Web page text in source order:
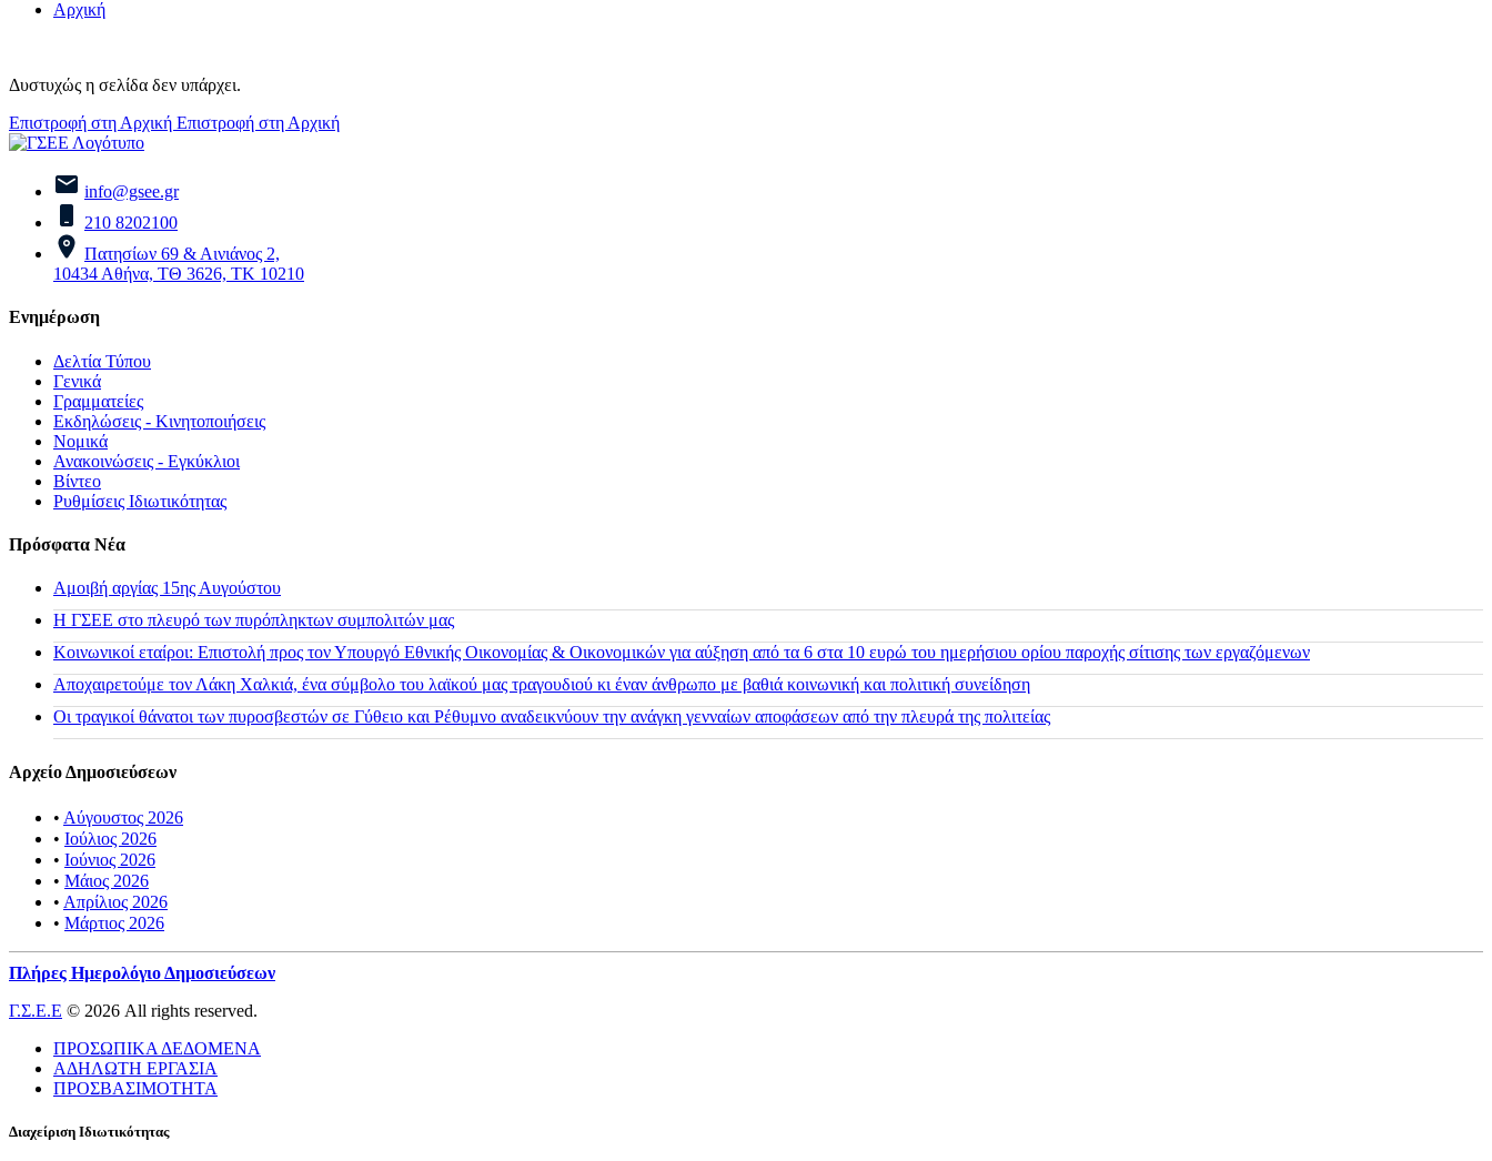
Αρχική
Δυστυχώς η σελίδα δεν υπάρχει.
Επιστροφή στη Αρχική Επιστροφή στη Αρχική
info@gsee.gr
210 8202100
Πατησίων 69 & Αινιάνος 2,
10434 Αθήνα, ΤΘ 3626, ΤΚ 10210
Ενημέρωση
Δελτία Τύπου
Γενικά
Γραμματείες
Εκδηλώσεις - Κινητοποιήσεις
Νομικά
Ανακοινώσεις - Εγκύκλιοι
Βίντεο
Ρυθμίσεις Ιδιωτικότητας
Πρόσφατα Νέα
Αμοιβή αργίας 15ης Αυγούστου
H ΓΣΕΕ στο πλευρό των πυρόπληκτων συμπολιτών μας
Κοινωνικοί εταίροι: Επιστολή προς τον Υπουργό Εθνικής Οικονομίας & Οικονομικών για αύξηση από τα 6 στα 10 ευρώ του ημερήσιου ορίου παροχής σίτισης των εργαζόμενων
Αποχαιρετούμε τον Λάκη Χαλκιά, ένα σύμβολο του λαϊκού μας τραγουδιού κι έναν άνθρωπο με βαθιά κοινωνική και πολιτική συνείδηση
Οι τραγικοί θάνατοι των πυροσβεστών σε Γύθειο και Ρέθυμνο αναδεικνύουν την ανάγκη γενναίων αποφάσεων από την πλευρά της πολιτείας
Αρχείο Δημοσιεύσεων
• Αύγουστος 2026
• Ιούλιος 2026
• Ιούνιος 2026
• Μάιος 2026
• Απρίλιος 2026
• Μάρτιος 2026
Πλήρες Ημερολόγιο Δημοσιεύσεων
Γ.Σ.Ε.Ε © 2026 All rights reserved.
ΠΡΟΣΩΠΙΚΑ ΔΕΔΟΜΕΝΑ
ΑΔΗΛΩΤΗ ΕΡΓΑΣΙΑ
ΠΡΟΣΒΑΣΙΜΟΤΗΤΑ
Διαχείριση Ιδιωτικότητας